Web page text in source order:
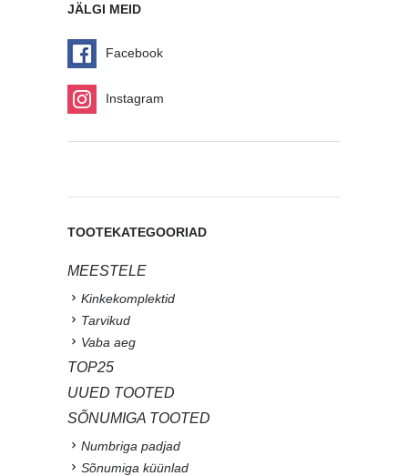
JÄLGI MEID
Facebook
Instagram
TOOTEKATEGOORIAD
MEESTELE
Kinkekomplektid
Tarvikud
Vaba aeg
TOP25
UUED TOOTED
SÕNUMIGA TOOTED
Numbriga padjad
Sõnumiga küünlad